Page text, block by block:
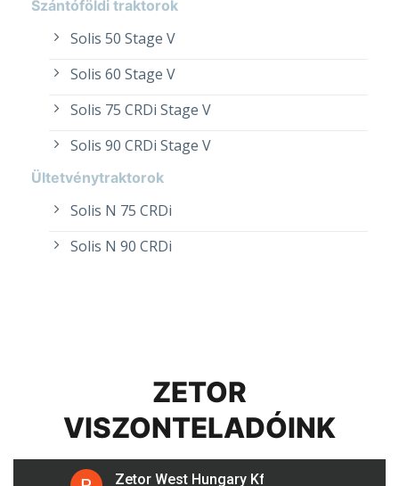
Szántóföldi traktorok
Solis 50 Stage V
Solis 60 Stage V
Solis 75 CRDi Stage V
Solis 90 CRDi Stage V
Ültetvénytraktorok
Solis N 75 CRDi
Solis N 90 CRDi
ZETOR
VISZONTELADÓINK